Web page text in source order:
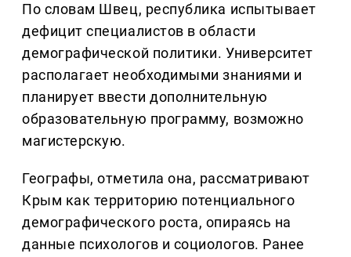
По словам Швец, республика испытывает
дефицит специалистов в области
демографической политики. Университет
располагает необходимыми знаниями и
планирует ввести дополнительную
образовательную программу, возможно
магистерскую.
Географы, отметила она, рассматривают
Крым как территорию потенциального
демографического роста, опираясь на
данные психологов и социологов. Ранее